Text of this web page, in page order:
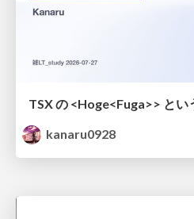
kanaru0928